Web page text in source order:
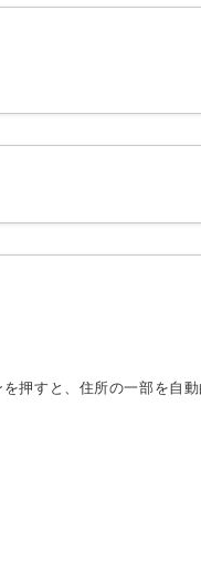
を押すと、住所の一部を自動